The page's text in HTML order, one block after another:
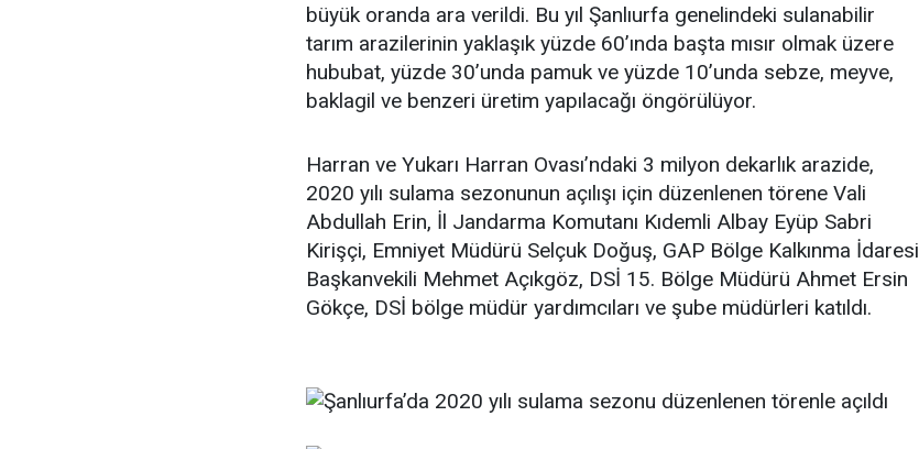
büyük oranda ara verildi. Bu yıl Şanlıurfa genelindeki sulanabilir
tarım arazilerinin yaklaşık yüzde 60’ında başta mısır olmak üzere
hububat, yüzde 30’unda pamuk ve yüzde 10’unda sebze, meyve,
baklagil ve benzeri üretim yapılacağı öngörülüyor.
Harran ve Yukarı Harran Ovası’ndaki 3 milyon dekarlık arazide,
2020 yılı sulama sezonunun açılışı için düzenlenen törene Vali
Abdullah Erin, İl Jandarma Komutanı Kıdemli Albay Eyüp Sabri
Kirişçi, Emniyet Müdürü Selçuk Doğuş, GAP Bölge Kalkınma İdaresi
Başkanvekili Mehmet Açıkgöz, DSİ 15. Bölge Müdürü Ahmet Ersin
Gökçe, DSİ bölge müdür yardımcıları ve şube müdürleri katıldı.